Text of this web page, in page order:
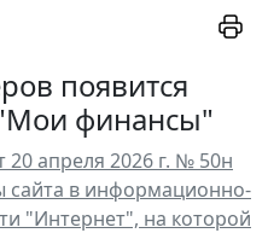
появится
финансы"
апреля 2026 г. № 50н
сайта в информационно-
"Интернет", на которой